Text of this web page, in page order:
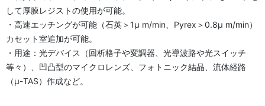
して厚膜レジストの使用が可能。
・高速エッチングが可能（石英＞1μ m/min、Pyrex＞0.8μ m/min）
カセット室追加が可能。
・用途：光デバイス（回析格子や変調器、光導波路や光スイッチ
等々）、凹凸型のマイクロレンズ、フォトニック結晶、流体経路
（μ-TAS）作成など。